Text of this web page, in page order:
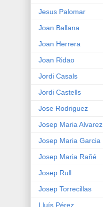
Jesus Palomar
Joan Ballana
Joan Herrera
Joan Ridao
Jordi Casals
Jordi Castells
Jose Rodriguez
Josep Maria Alvarez
Josep Maria Garcia
Josep Maria Rañé
Josep Rull
Josep Torrecillas
Lluís Pérez